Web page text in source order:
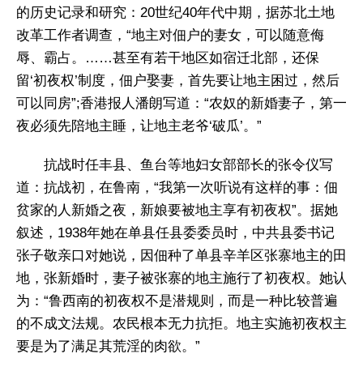
的历史记录和研究：20世纪40年代中期，据苏北土地
改革工作者调查，“地主对佃户的妻女，可以随意侮
辱、霸占。……甚至有若干地区如宿迁北部，还保
留‘初夜权’制度，佃户娶妻，首先要让地主困过，然后
可以同房”;香港报人潘朗写道：“农奴的新婚妻子，第一
夜必须先陪地主睡，让地主老爷‘破瓜’。”
抗战时任丰县、鱼台等地妇女部部长的张令仪写
道：抗战初，在鲁南，“我第一次听说有这样的事：佃
贫家的人新婚之夜，新娘要被地主享有初夜权”。据她
叙述，1938年她在单县任县委委员时，中共县委书记
张子敬亲口对她说，因佃种了单县辛羊区张寨地主的田
地，张新婚时，妻子被张寨的地主施行了初夜权。她认
为：“鲁西南的初夜权不是潜规则，而是一种比较普遍
的不成文法规。农民根本无力抗拒。地主实施初夜权主
要是为了满足其荒淫的肉欲。”